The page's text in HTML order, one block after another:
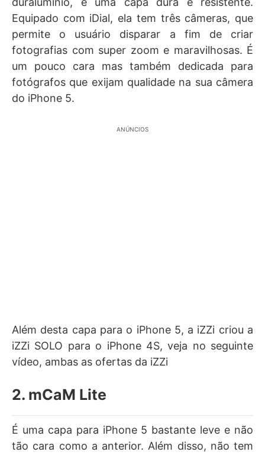
Equipado com iDial, ela tem três câmeras, que
permite o usuário disparar a fim de criar
fotografias com super zoom e maravilhosas. É
um pouco cara mas também dedicada para
fotógrafos que exijam qualidade na sua câmera
do iPhone 5.
ANÚNCIOS
Além desta capa para o iPhone 5, a iZZi criou a
iZZi SOLO para o iPhone 4S, veja no seguinte
vídeo, ambas as ofertas da iZZi
2. mCaM Lite
É uma capa para iPhone 5 bastante leve e não
tão cara como a anterior. Além disso, não tem